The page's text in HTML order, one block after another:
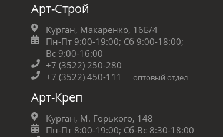
Арт-Строй
Курган, Макаренко, 16Б/4
Пн-Пт 9:00-19:00; Сб 9:00-18:00;
Вс 9:00-16:00
+7 (3522) 250-280
+7 (3522) 450-111
оптовый отдел
Арт-Креп
Курган, М. Горького, 148
Пн-Пт 8:00-19:00; Сб-Вс 8:30-18:00